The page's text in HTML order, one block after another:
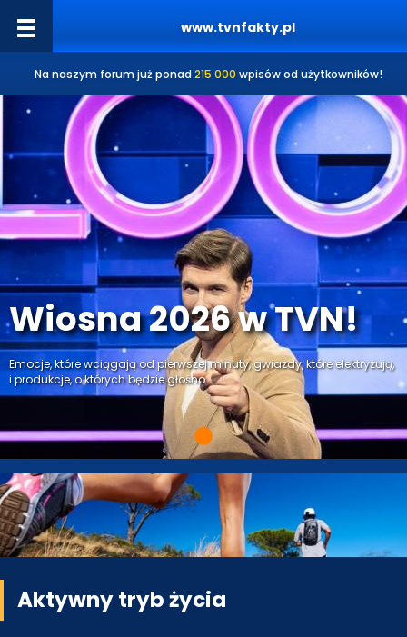
www.tvnfakty.pl
Na naszym forum już ponad 215 000 wpisów od użytkowników!
Wiosna 2026 w TVN!
Emocje, które wciągają od pierwszej minuty, gwiazdy, które elektryzują,
i produkcje, o których będzie głośno.
Aktywny tryb życia